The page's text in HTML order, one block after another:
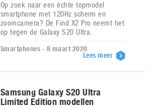
Op zoek naar een échte topmodel
smartphone met 120Hz scherm en
zoomcamera? De Find X2 Pro neemt het
op tegen de Galaxy S20 Ultra.
Smartphones - 8 maart 2020
Lees meer
Samsung Galaxy S20 Ultra
Limited Edition modellen